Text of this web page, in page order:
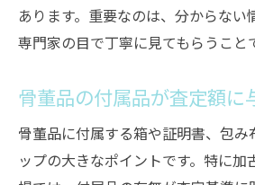
あります。重要なのは、分からない
専門家の目で丁寧に見てもらうこと
骨董品の付属品が査定額に
骨董品に付属する箱や証明書、包
ップの大きなポイントです。特に加